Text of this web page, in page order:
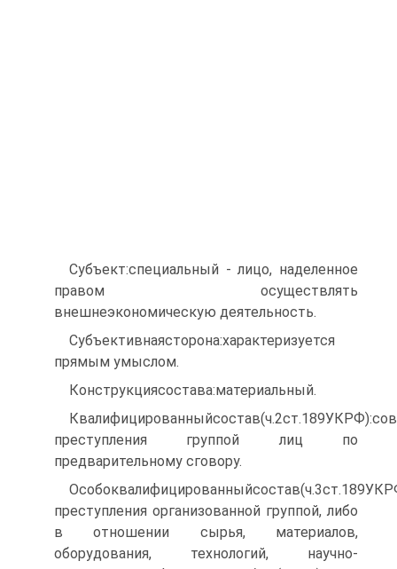
Субъект:специальный - лицо, наделенное
правом осуществлять
внешнеэкономическую деятельность.
Субъективнаясторона:характеризуется
прямым умыслом.
Конструкциясостава:материальный.
преступления группой лиц по
предварительному сговору.
преступления организованной группой, либо
в отношении сырья, материалов,
оборудования, технологий, научно-